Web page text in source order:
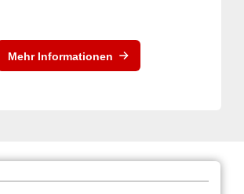
Mehr Informationen